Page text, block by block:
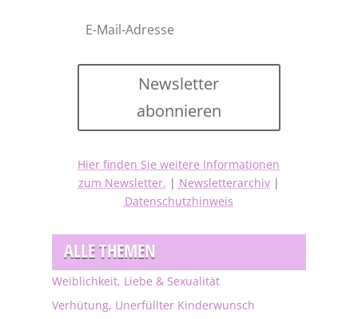
Newsletter
abonnieren
Hier finden Sie weitere Informationen
zum Newsletter. | Newsletterarchiv|
Datenschutzhinweis
ALLE THEMEN
Weiblichkeit, Liebe & Sexualität
Verhütung, Unerfüllter Kinderwunsch